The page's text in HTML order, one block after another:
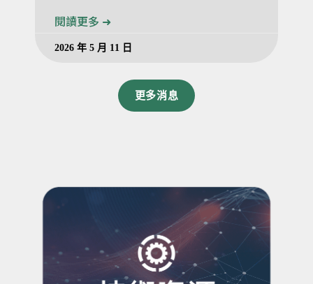
閱讀更多 ➜
2026 年 5 月 11 日
更多消息